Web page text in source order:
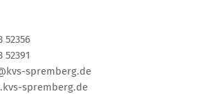
52356
52391
spremberg.de
spremberg.de